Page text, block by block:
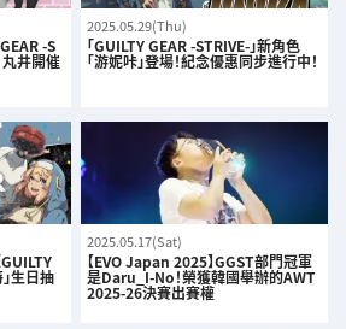
-S
丸井開催
2025.05.29(Thu)
「GUILTY GEAR -STRIVE-」新角色
「游妮咔」登場！紀念優惠同步進行中！
GUILTY
生日抽
2025.05.17(Sat)
【EVO Japan 2025】GGST部門冠軍
是Daru_I-No！榮獲韓國舉辦的AWT
2025-26決賽出賽權